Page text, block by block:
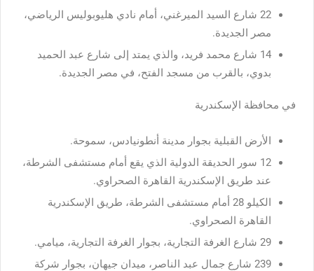
22 شارع السيد الميرغني، أمام نادي هليوبوليس الرياضي،
مصر الجديدة.
14 شارع محمد فريد، والذي يمتد إلى شارع عبد الحميد
بدوي، بالقرب من مسجد الفتح، في مصر الجديدة.
في محافظة الإسكندرية
الأرض القبلية بجوار مدينة أنطونيادس، سموحة.
12 سور الحديقة الدولية الذي يقع أمام مستشفى الشرطة،
عند طريق الإسكندرية القاهرة الصحراوي.
الكيلو 28 أمام مستشفى الشرطة، طريق الإسكندرية
القاهرة الصحراوي.
29 شارع الغرفة التجارية، بجوار الغرفة التجارية، ميامي.
239 شارع جمال عبد الناصر، ميدان جيهان، بجوار شركة